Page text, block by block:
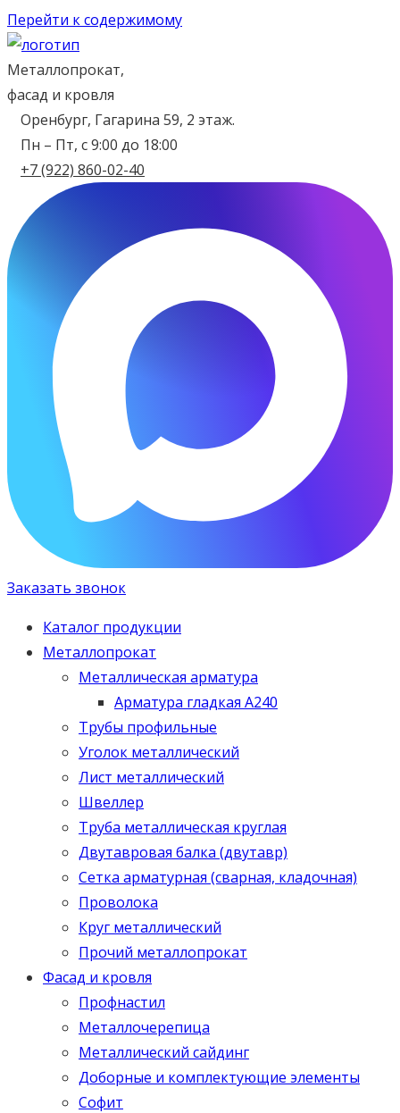
Перейти к содержимому
Металлопрокат,
фасад и кровля
Оренбург, Гагарина 59, 2 этаж.
Пн – Пт, с 9:00 до 18:00
+7 (922) 860-02-40
Заказать звонок
Каталог продукции
Металлопрокат
Металлическая арматура
Арматура гладкая А240
Трубы профильные
Уголок металлический
Лист металлический
Швеллер
Труба металлическая круглая
Двутавровая балка (двутавр)
Сетка арматурная (сварная, кладочная)
Проволока
Круг металлический
Прочий металлопрокат
Фасад и кровля
Профнастил
Металлочерепица
Металлический сайдинг
Доборные и комплектующие элементы
Софит